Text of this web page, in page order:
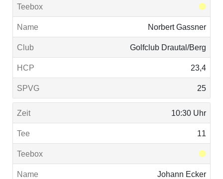
Norbert Gassner
Golfclub Drautal/Berg
23,4
25
10:30 Uhr
11
Johann Ecker